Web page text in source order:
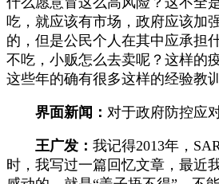
吃，就应该有市场，政府应该加
的，但是公民个人在其中应承担
不吃，小贩怎么去卖呢？这样的
这些年的确有很多这样的经验教
界面新闻： 对于政府防控应
王广发： 我记得2013年，
时，我写过一篇回忆文章，最近